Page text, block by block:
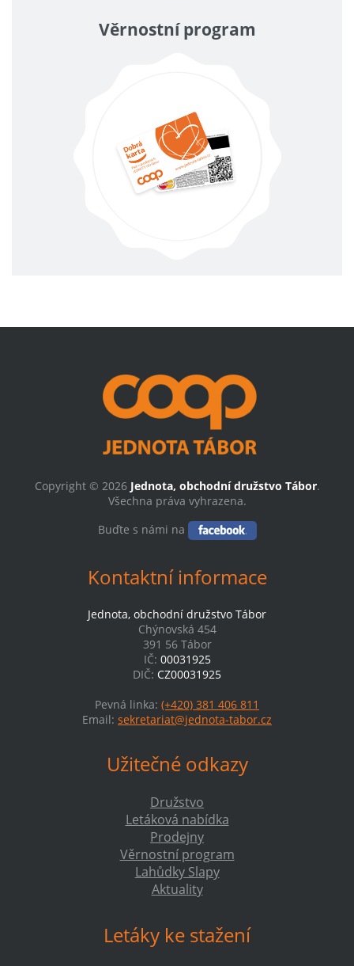
Věrnostní program
Copyright © 2026 Jednota, obchodní družstvo Tábor.
Všechna práva vyhrazena.
Buďte s námi na
Kontaktní informace
Jednota, obchodní družstvo Tábor
Chýnovská 454
391 56 Tábor
IČ: 00031925
DIČ: CZ00031925
Pevná linka: (+420) 381 406 811
Email: sekretariat@jednota-tabor.cz
Užitečné odkazy
Družstvo
Letáková nabídka
Prodejny
Věrnostní program
Lahůdky Slapy
Aktuality
Letáky ke stažení